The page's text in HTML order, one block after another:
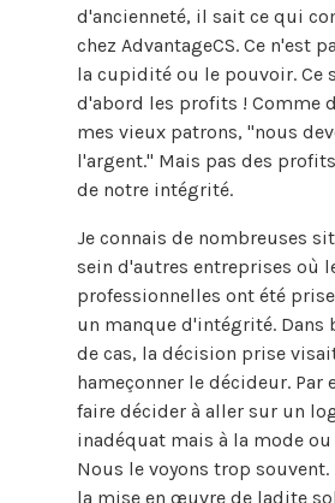
d'ancienneté, il sait ce qui
chez AdvantageCS. Ce n'est
la cupidité ou le pouvoir. Ce
d'abord les profits ! Comme
mes vieux patrons, "nous
l'argent." Mais pas des
de notre intégrité.
Je connais de nombreuses
sein d'autres entreprises où
professionnelles ont été
un manque d'intégrité. Dans
de cas, la décision prise
hameçonner le décideur. Par
faire décider à aller sur un
inadéquat mais à la mode
Nous le voyons trop souvent.
la mise en œuvre de ladite